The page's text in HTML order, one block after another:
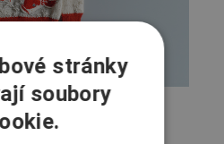
stránky
soubory